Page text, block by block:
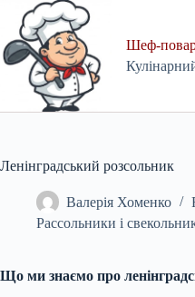
content
Шеф-
Ленінградський розсольник
Валерія Хоменко
Рассольники і
Що ми знаємо про